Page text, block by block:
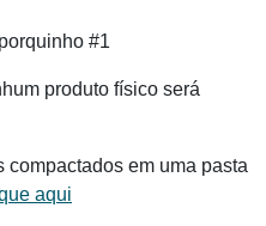
#1
produto físico será
compactados em uma pasta
aqui